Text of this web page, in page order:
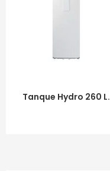
LEER MÁS
Tanque Hydro 260 L.